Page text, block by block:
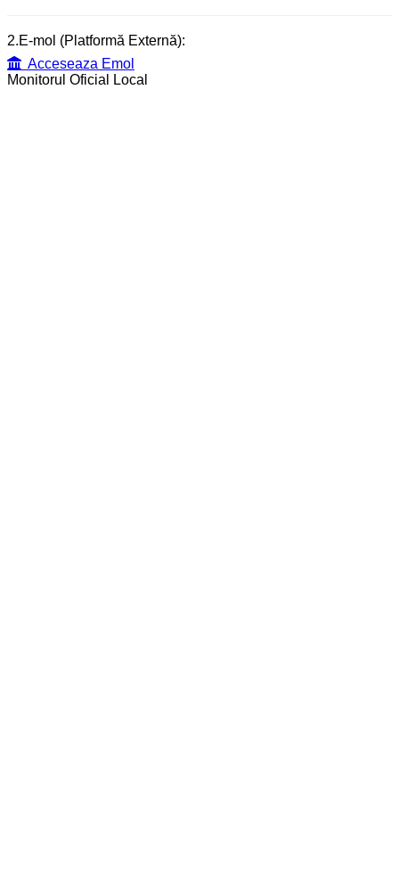
2.E-mol (Platformă Externă):
Acceseaza Emol
Monitorul Oficial Local